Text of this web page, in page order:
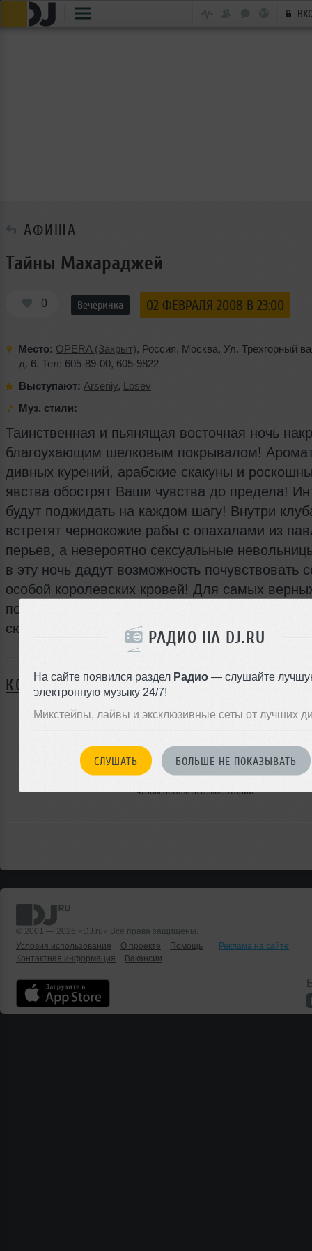
РАДИО НА DJ.RU
На сайте появился раздел Радио — слушайте
электронную музыку 24/7!
Микстейпы, лайвы и эксклюзивные сеты от лучших
СЛУШАТЬ БОЛЬШЕ НЕ ПОКАЗЫВАТЬ
АФИША
Тайны Махараджей
0 Вечеринка 02 ФЕВРАЛЯ 2008 В 23:00
Место: OPERA (Закрыт), Россия, Москва, Ул. Трехгорный
д. 6. Тел: 605-89-00, 605-9822
Выступают: Arseniy, Losev
Муз. стили:
Таинственная и пьянящая восточная ночь
благоухающим шелковым покрывалом!
дивных курений, арабские скакуны и
явства обострят Ваши чувства до предела!
будут поджидать на каждом шагу! Внутри
встретят чернокожие рабы с опахалами из
перьев, а невероятно сексуальные
в эту ночь дадут возможность почувствовать
особой королевских кровей! Для самых
подданных индийские правители приготовили
сюрприз!
КОММЕНТАРИИ
Или
войдите на сайт
чтобы оставить комментарий
© 2001 — 2026 «DJ.ru» Все права защищены.
Условия использования
О проекте Помощь
Реклама на сайте
Контактная информация
Вакансии